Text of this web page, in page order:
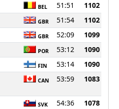
BEL 51:51
1102
GBR 51:54
1102
GBR 52:09
1099
POR 53:12
1090
FIN 53:14
1090
CAN 53:59 1083
SVK 54:36
1078